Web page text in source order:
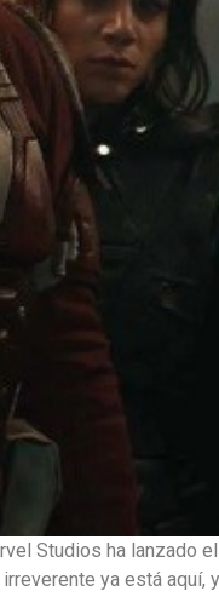
Studios ha lanzado
ya está